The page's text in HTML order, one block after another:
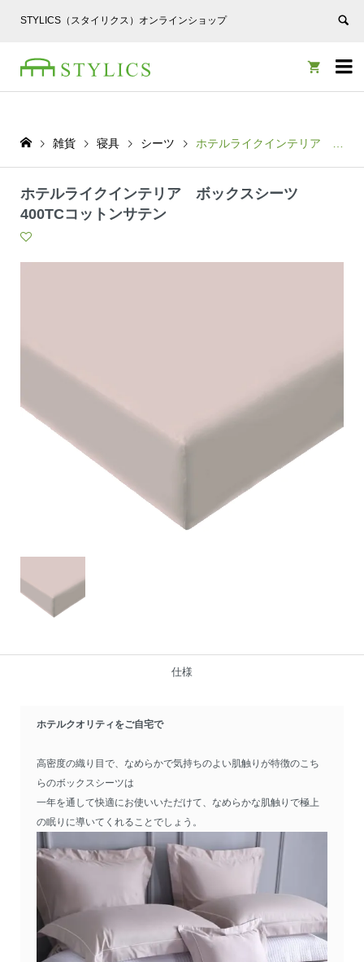
STYLICS（スタイリクス）オンラインショップ


雑貨 寝具 シーツ ホテルライクインテリア ボックスシーツ 400TCコットンサテン
ホテルライクインテリア ボックスシーツ
400TCコットンサテン
仕様
ホテルクオリティをご自宅で
高密度の織り目で、なめらかで気持ちのよい肌触りが特徴のこち
らのボックスシーツは
一年を通して快適にお使いいただけて、なめらかな肌触りで極上
の眠りに導いてくれることでしょう。